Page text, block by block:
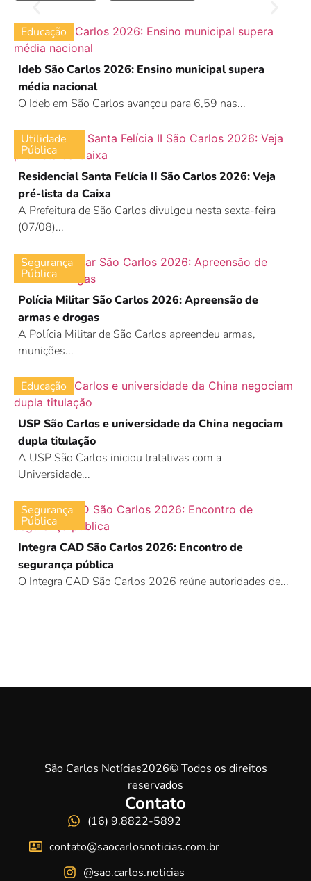
Educação
Ideb São Carlos 2026: Ensino municipal supera
média nacional
O Ideb em São Carlos avançou para 6,59 nas...
Utilidade
Pública
Residencial Santa Felícia II São Carlos 2026: Veja
pré-lista da Caixa
A Prefeitura de São Carlos divulgou nesta sexta-feira
(07/08)...
Segurança
Pública
Polícia Militar São Carlos 2026: Apreensão de
armas e drogas
A Polícia Militar de São Carlos apreendeu armas,
munições...
Educação
USP São Carlos e universidade da China negociam
dupla titulação
A USP São Carlos iniciou tratativas com a
Universidade...
Segurança
Pública
Integra CAD São Carlos 2026: Encontro de
segurança pública
O Integra CAD São Carlos 2026 reúne autoridades de...
São Carlos Notícias2026© Todos os direitos
reservados
Contato
(16) 9.8822-5892
contato@saocarlosnoticias.com.br
@sao.carlos.noticias